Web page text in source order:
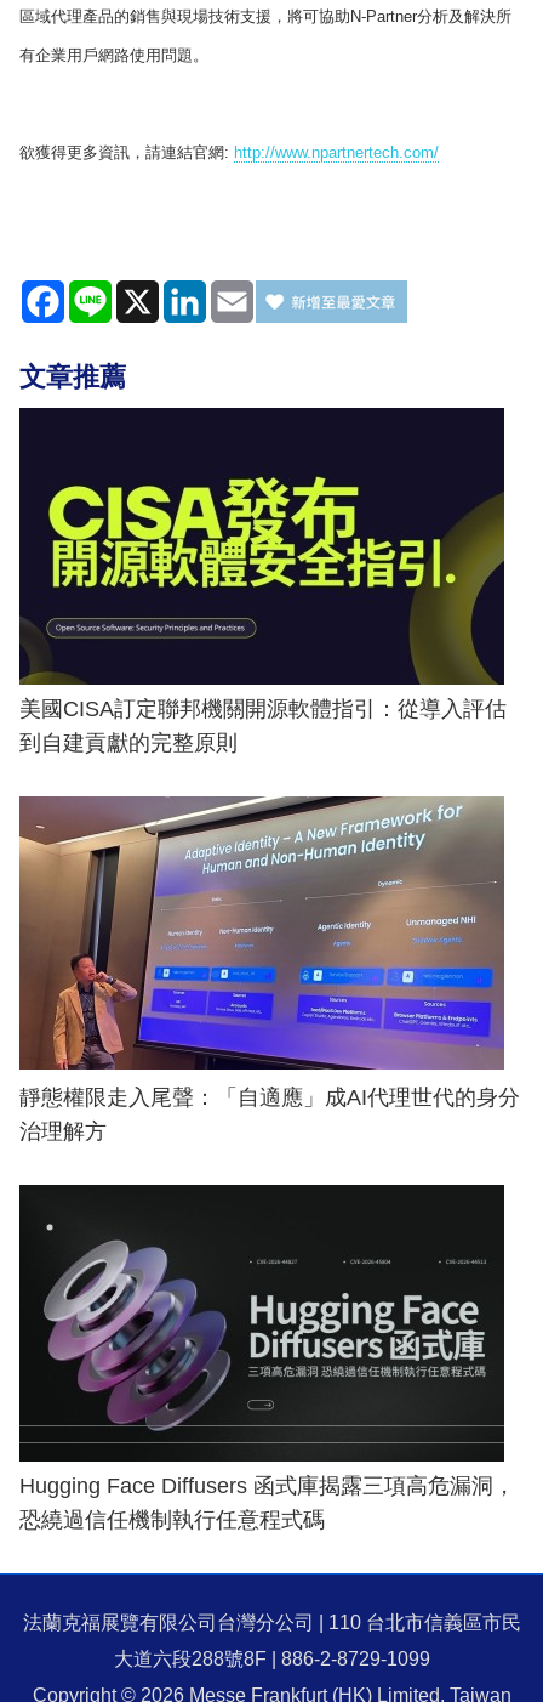
區域代理產品的銷售與現場技術支援，將可協助N-Partner分析及解決所
有企業用戶網路使用問題。
欲獲得更多資訊，請連結官網: http://www.npartnertech.com/
Facebook
Line X LinkedIn
Email
文章推薦
美國CISA訂定聯邦機關開源軟體指引：從導入評估
到自建貢獻的完整原則
靜態權限走入尾聲：「自適應」成AI代理世代的身分
治理解方
Hugging Face Diffusers 函式庫揭露三項高危漏洞，
恐繞過信任機制執行任意程式碼
法蘭克福展覽有限公司台灣分公司 | 110 台北市信義區市民
大道六段288號8F | 886-2-8729-1099
Copyright © 2026 Messe Frankfurt (HK) Limited, Taiwan